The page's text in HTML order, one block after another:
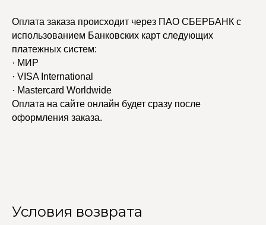
Оплата заказа происходит через ПАО СБЕРБАНК с
использованием Банковских карт следующих
платежных систем:
· МИР
· VISA International
· Mastercard Worldwide
Оплата на сайте онлайн будет сразу после
оформления заказа.
Условия возврата